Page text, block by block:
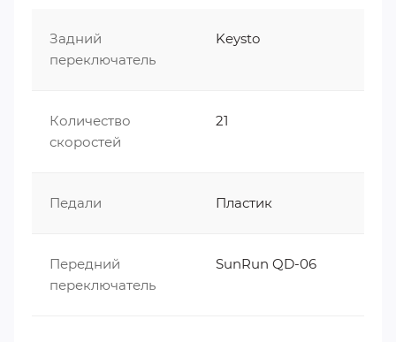
Задний
переключатель
Keysto
Количество
скоростей
21
Педали Пластик
Передний
переключатель
SunRun QD-06